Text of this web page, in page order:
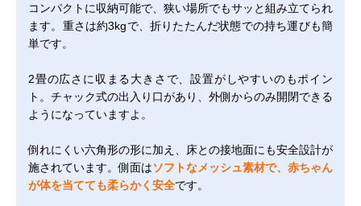
コンパクトに収納可能で、狭い場所でもサッと組み立てられ
ます。重さは約3kgで、折りたたんだ状態での持ち運びも簡
単です。
2畳の広さに収まる大きさで、設置がしやすいのもポイン
ト。チャック式の出入り口があり、外側からのみ開閉できる
ようになっていますよ。
倒れにくい六角形の形に加え、床との接地面にも安全設計が
施されています。側面はソフトなメッシュ素材で、赤ちゃん
が体を当てても柔らかく安全です。